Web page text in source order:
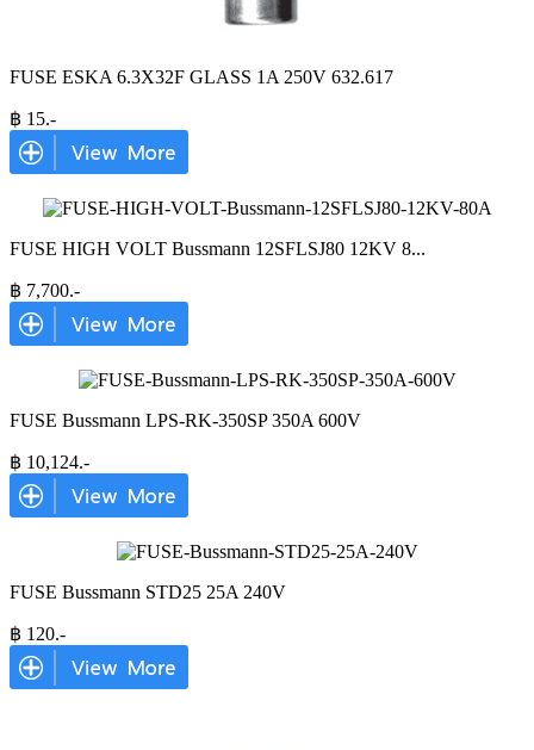
FUSE ESKA 6.3X32F GLASS 1A 250V 632.617
฿ 15.-
FUSE HIGH VOLT Bussmann 12SFLSJ80 12KV 8...
฿ 7,700.-
FUSE Bussmann LPS-RK-350SP 350A 600V
฿ 10,124.-
FUSE Bussmann STD25 25A 240V
฿ 120.-